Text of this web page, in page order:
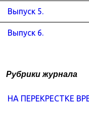
Выпуск 5.
Выпуск 6.
Рубрики журнала
НА ПЕРЕКРЕСТКЕ